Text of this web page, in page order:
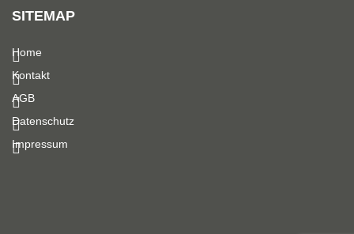
SITEMAP
Home
Kontakt
AGB
Datenschutz
Impressum